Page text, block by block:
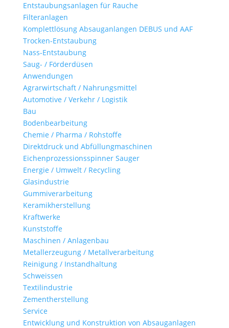
Entstaubungsanlagen für Rauche
Filteranlagen
Komplettlösung Absauganlangen DEBUS und AAF
Trocken-Entstaubung
Nass-Entstaubung
Saug- / Förderdüsen
Anwendungen
Agrarwirtschaft / Nahrungsmittel
Automotive / Verkehr / Logistik
Bau
Bodenbearbeitung
Chemie / Pharma / Rohstoffe
Direktdruck und Abfüllungmaschinen
Eichenprozessionsspinner Sauger
Energie / Umwelt / Recycling
Glasindustrie
Gummiverarbeitung
Keramikherstellung
Kraftwerke
Kunststoffe
Maschinen / Anlagenbau
Metallerzeugung / Metallverarbeitung
Reinigung / Instandhaltung
Schweissen
Textilindustrie
Zementherstellung
Service
Entwicklung und Konstruktion von Absauganlagen